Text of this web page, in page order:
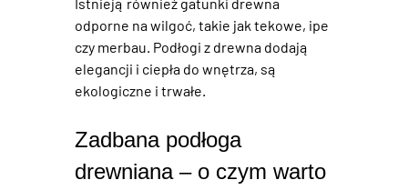
odporne na wilgoć, takie jak tekowe, ipe
czy merbau. Podłogi z drewna dodają
elegancji i ciepła do wnętrza, są
ekologiczne i trwałe.
Zadbana podłoga
drewniana – o czym warto